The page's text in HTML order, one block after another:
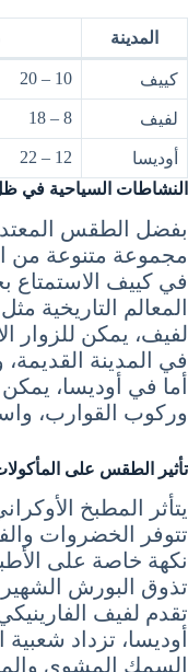
المدينة
كييف 10 – 20
لفيف 8 – 18
أوديسا
12 – 22
النشاطات السياحية في
بفضل الطقس
مجموعة متنوعة من
في كييف الاستمتاع
المعالم التاريخية
لفيف، يمكن للزوار
في المدينة
أما في أوديسا،
وركوب القوارب،
تأثير الطقس على
يتأثر المطبخ
تتوفر الخضروات
نكهة خاصة على
تذوق البورش الشهير
تقدم لفيف
أوديسا، تزداد
السمك المشوي